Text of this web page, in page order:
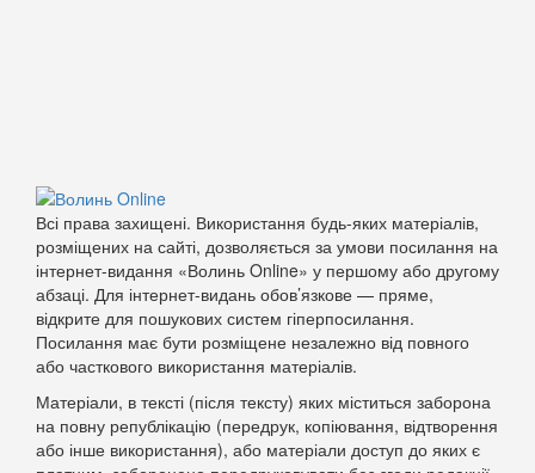
Всі права захищені. Використання будь-яких матеріалів,
розміщених на сайті, дозволяється за умови посилання на
інтернет-видання «Волинь Online» у першому або другому
абзаці. Для інтернет-видань обов’язкове — пряме,
відкрите для пошукових систем гіперпосилання.
Посилання має бути розміщене незалежно від повного
або часткового використання матеріалів.
Матеріали, в тексті (після тексту) яких міститься заборона
на повну републікацію (передрук, копіювання, відтворення
або інше використання), або матеріали доступ до яких є